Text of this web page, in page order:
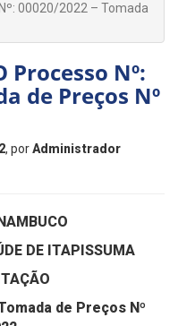
00020/2022 – Tomada
Processo Nº:
de Preços Nº
, porAdministrador
DE ITAPISSUMA
de Preços Nº